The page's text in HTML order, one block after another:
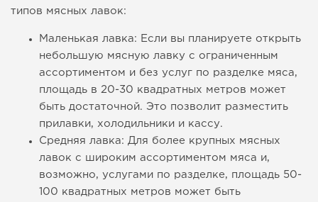
типов мясных лавок:
Маленькая лавка: Если вы планируете открыть
небольшую мясную лавку с ограниченным
ассортиментом и без услуг по разделке мяса,
площадь в 20-30 квадратных метров может
быть достаточной. Это позволит разместить
прилавки, холодильники и кассу.
Средняя лавка: Для более крупных мясных
лавок с широким ассортиментом мяса и,
возможно, услугами по разделке, площадь 50-
100 квадратных метров может быть